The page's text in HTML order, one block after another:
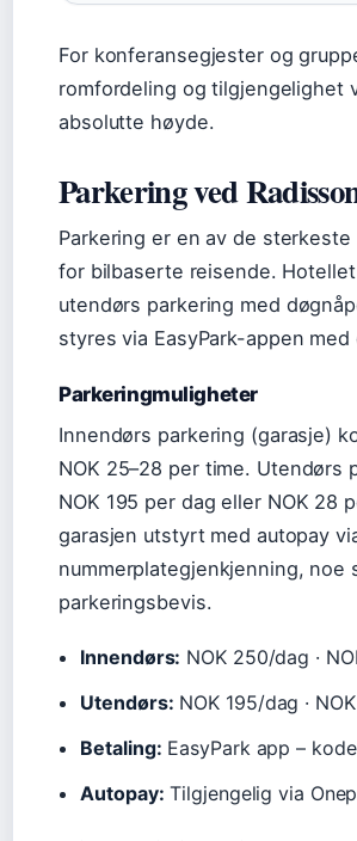
For konferansegjester og
romfordeling og tilgjengelighet
absolutte høyde.
Parkering ved
Parkering er en av de
for bilbaserte reisende.
utendørs parkering med
styres via EasyPark-appen
Parkeringmuligheter
Innendørs parkering (garasje)
NOK 25–28 per time. Utendørs
NOK 195 per dag eller NOK 28
garasjen utstyrt med autopay
nummerplategjenkjenning,
parkeringsbevis.
Innendørs: NOK 250/dag ·
Utendørs: NOK 195/dag ·
Betaling: EasyPark app –
Autopay: Tilgjengelig via